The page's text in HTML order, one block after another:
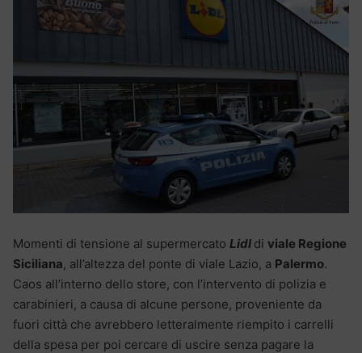
Momenti di tensione al supermercato Lidl di viale Regione
Siciliana, all’altezza del ponte di viale Lazio, a Palermo.
Caos all’interno dello store, con l’intervento di polizia e
carabinieri, a causa di alcune persone, proveniente da
fuori città che avrebbero letteralmente riempito i carrelli
della spesa per poi cercare di uscire senza pagare la